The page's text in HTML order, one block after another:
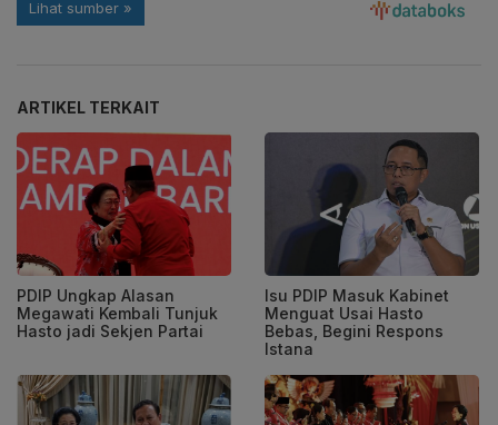
ARTIKEL TERKAIT
PDIP Ungkap Alasan
Megawati Kembali Tunjuk
Hasto jadi Sekjen Partai
Isu PDIP Masuk Kabinet
Menguat Usai Hasto
Bebas, Begini Respons
Istana